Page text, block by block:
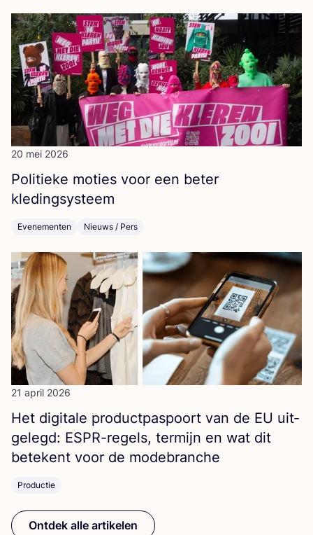
20 mei 2026
Poli­tie­ke moties voor een beter
kledingsysteem
Evenementen Nieuws / Pers
21 april 2026
Het digi­ta­le pro­duct­pas­poort van de EU uit­
ge­legd: ESPR-regels, ter­mijn en wat dit
bete­kent voor de modebranche
Productie
Ontdek alle artikelen